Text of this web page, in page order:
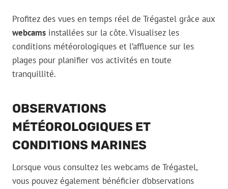
Profitez des vues en temps réel de Trégastel grâce aux
webcams installées sur la côte. Visualisez les
conditions météorologiques et l’affluence sur les
plages pour planifier vos activités en toute
tranquillité.
OBSERVATIONS
MÉTÉOROLOGIQUES ET
CONDITIONS MARINES
Lorsque vous consultez les webcams de Trégastel,
vous pouvez également bénéficier d’observations